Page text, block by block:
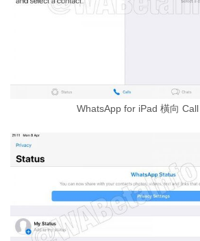
WhatsApp for iPad 橫向 Call